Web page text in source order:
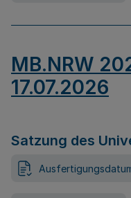
MB.NRW
17.07.2026
Satzung des